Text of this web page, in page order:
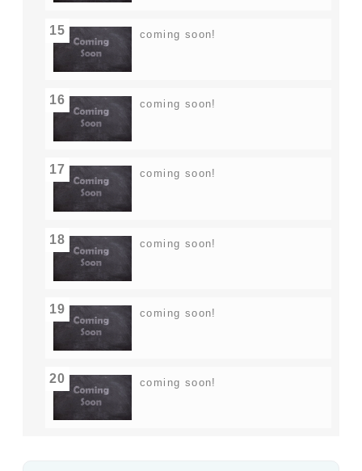
15 coming soon!
16 coming soon!
17 coming soon!
18 coming soon!
19 coming soon!
20 coming soon!